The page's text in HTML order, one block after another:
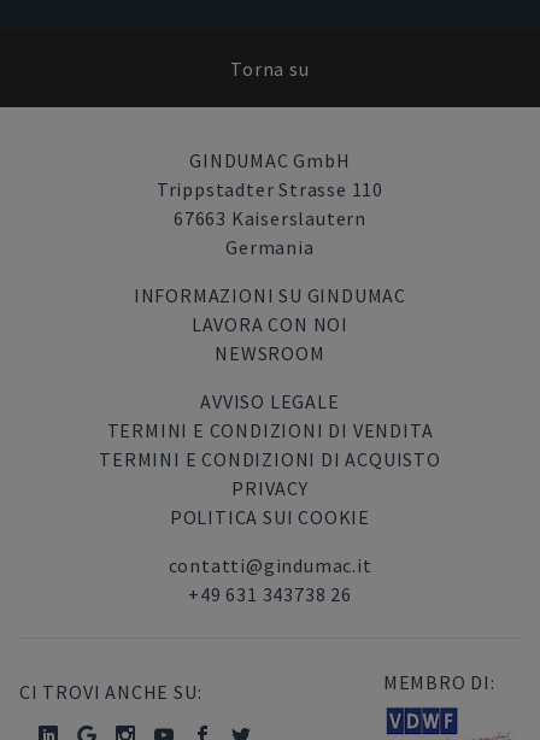
Torna su
GINDUMAC GmbH
Trippstadter Strasse 110
67663 Kaiserslautern
Germania
INFORMAZIONI SU GINDUMAC
LAVORA CON NOI
NEWSROOM
AVVISO LEGALE
TERMINI E CONDIZIONI DI VENDITA
TERMINI E CONDIZIONI DI ACQUISTO
PRIVACY
POLITICA SUI COOKIE
contatti@gindumac.it
+49 631 343738 26
CI TROVI ANCHE SU: MEMBRO DI: